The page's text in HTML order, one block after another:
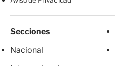
Secciones
Nacional